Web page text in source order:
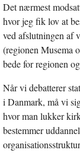
Det nærmest
hvor jeg fik lov at
ved afslutningen af
(regionen Musema
bede for regionen
Når vi debatterer
i Danmark, må vi
hvor man lukker
bestemmer